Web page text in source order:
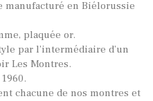
en Biélorussie
plaquée or.
par l’intermédiaire d’un
Les Montres.
chacune de nos montres et